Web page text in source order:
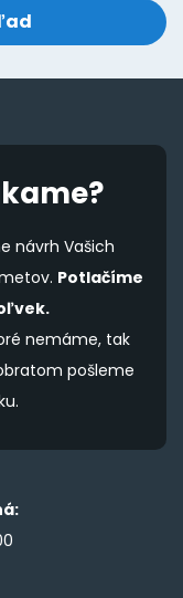
návrh Vašich
Potlačíme
nemáme, tak
pošleme